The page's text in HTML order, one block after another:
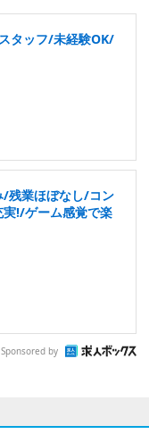
タッフ/未経験OK/
残業ほぼなし/コン
!/ゲーム感覚で楽
Sponsored by